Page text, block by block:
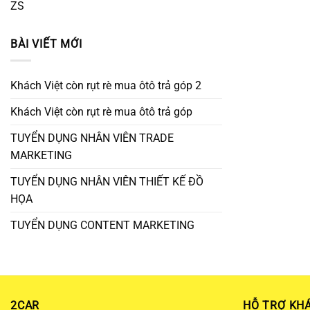
ZS
BÀI VIẾT MỚI
Khách Việt còn rụt rè mua ôtô trả góp 2
Khách Việt còn rụt rè mua ôtô trả góp
TUYỂN DỤNG NHÂN VIÊN TRADE
MARKETING
TUYỂN DỤNG NHÂN VIÊN THIẾT KẾ ĐỒ
HỌA
TUYỂN DỤNG CONTENT MARKETING
2CAR HỖ TRỢ